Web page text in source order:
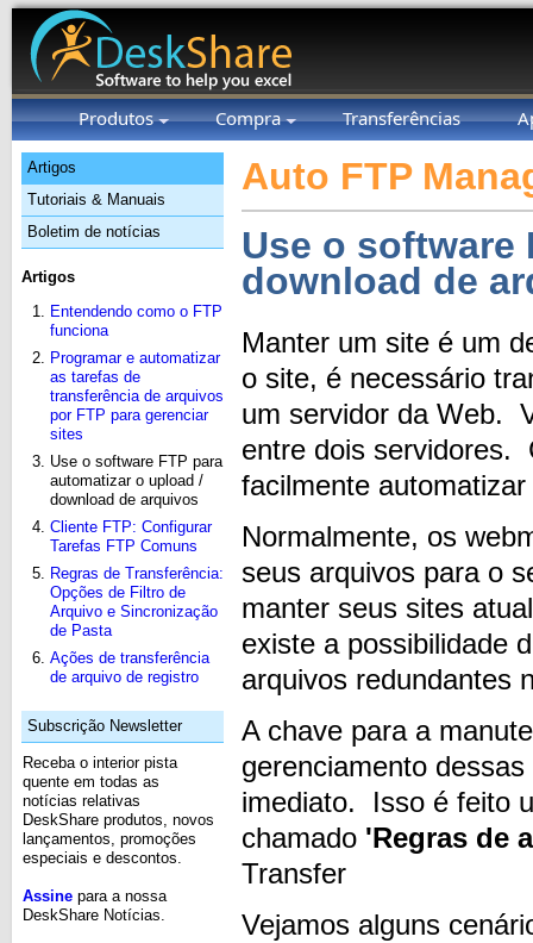
Produtos Compra Transferências
Artigos
Tutoriais & Manuais
Boletim de notícias
Artigos
Entendendo como o FTP
funciona
Programar e automatizar
as tarefas de
transferência de arquivos
por FTP para gerenciar
sites
Use o software FTP para
automatizar o upload /
download de arquivos
Cliente FTP: Configurar
Tarefas FTP Comuns
Regras de Transferência:
Opções de Filtro de
Arquivo e Sincronização
de Pasta
Ações de transferência
de arquivo de registro
Subscrição Newsletter
Receba o interior pista
quente em todas as
notícias relativas
DeskShare produtos, novos
lançamentos, promoções
especiais e descontos.
Assine para a nossa
DeskShare Notícias.
Auto FTP
Use o software
download de
Manter um site é um
o site, é necessário
um servidor da Web.
entre dois servidores.
facilmente
Normalmente, os
seus arquivos para o
manter seus sites
existe a possibilidade
arquivos redundantes
A chave para a
gerenciamento
imediato. Isso é feito
chamado 'Regras de
Transfer
Vejamos alguns